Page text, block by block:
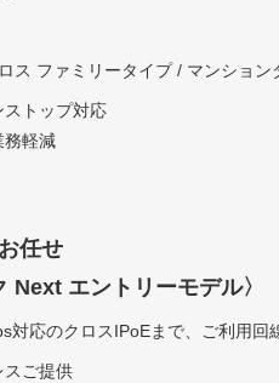
ス ファミリータイプ / マンション
ストップ対応
務軽減
任せ
Next エントリーモデル〉
対応のクロスIPoEまで、ご利用
スご提供